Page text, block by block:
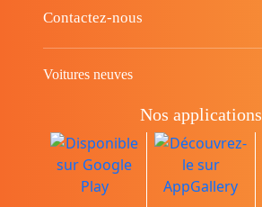
Contactez-nous
Voitures neuves
Nos applications